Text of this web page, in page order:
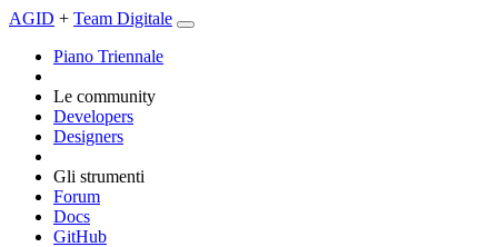
AGID + Team Digitale
Piano Triennale
Le community
Developers
Designers
Gli strumenti
Forum
Docs
GitHub